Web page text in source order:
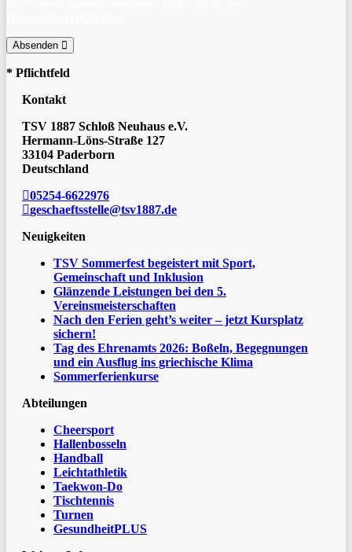
Absenden
* Pflichtfeld
Kontakt
TSV 1887 Schloß Neuhaus e.V.
Hermann-Löns-Straße 127
33104 Paderborn
Deutschland
05254-6622976
geschaeftsstelle@tsv1887.de
Neuigkeiten
TSV Sommerfest begeistert mit Sport,
Gemeinschaft und Inklusion
Glänzende Leistungen bei den 5.
Vereinsmeisterschaften
Nach den Ferien geht’s weiter – jetzt Kursplatz
sichern!
Tag des Ehrenamts 2026: Boßeln, Begegnungen
und ein Ausflug ins griechische Klima
Sommerferienkurse
Abteilungen
Cheersport
Hallenbosseln
Handball
Leichtathletik
Taekwon-Do
Tischtennis
Turnen
GesundheitPLUS